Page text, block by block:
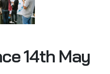
14th May